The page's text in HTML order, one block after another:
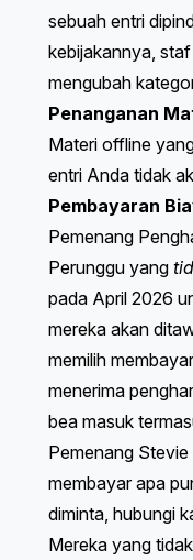
sebuah entri
kebijakannya,
mengubah
Penanganan
Materi offline
entri Anda tidak
Pembayaran
Pemenang
Perunggu yang
pada April 2026
mereka akan
memilih
menerima
bea masuk
Pemenang
membayar apa
diminta, hubungi
Mereka yang